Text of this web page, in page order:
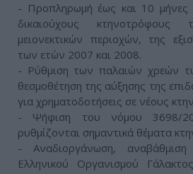
- Προπληρωμή έως και 10 μήνες
δικαιούχους
μειονεκτικών περιοχών, της
των ετών 2007 και 2008.
- Ρύθμιση των παλαιών χρεών
θεσμοθέτηση της αύξησης της
για χρηματοδοτήσεις σε νέους
- Ψήφιση του νόμου 3698/
ρυθμίζονται σημαντικά θέματα
- Αναδιοργάνωση,
Ελληνικού Οργανισμού